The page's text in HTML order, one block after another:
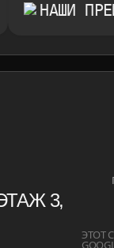
НАШИ
3,
ЭТОТ